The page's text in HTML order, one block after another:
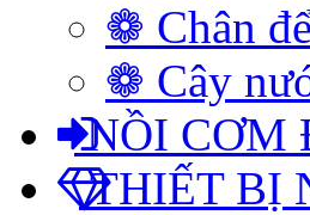
❁ Chân
❁ Cây
NỒI CƠM
THIẾT BỊ